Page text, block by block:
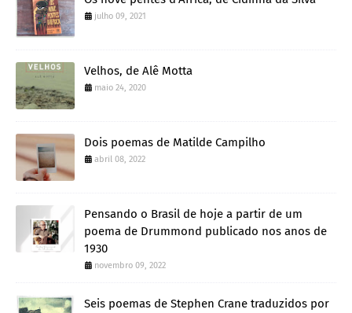
julho 09, 2021
Velhos, de Alê Motta
maio 24, 2020
Dois poemas de Matilde Campilho
abril 08, 2022
Pensando o Brasil de hoje a partir de um
poema de Drummond publicado nos anos de
1930
novembro 09, 2022
Seis poemas de Stephen Crane traduzidos por